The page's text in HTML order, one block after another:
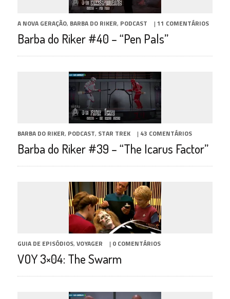
A NOVA GERAÇÃO, BARBA DO RIKER, PODCAST | 11 COMENTÁRIOS
Barba do Riker #40 – “Pen Pals”
BARBA DO RIKER, PODCAST, STAR TREK | 43 COMENTÁRIOS
Barba do Riker #39 – “The Icarus Factor”
GUIA DE EPISÓDIOS, VOYAGER | 0 COMENTÁRIOS
VOY 3×04: The Swarm